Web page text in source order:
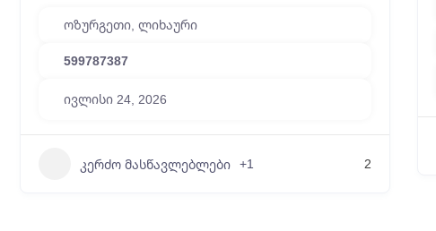
ოზურგეთი, ლიხაური
599787387
ივლისი 24, 2026
კერძო მასწავლებლები +1 2